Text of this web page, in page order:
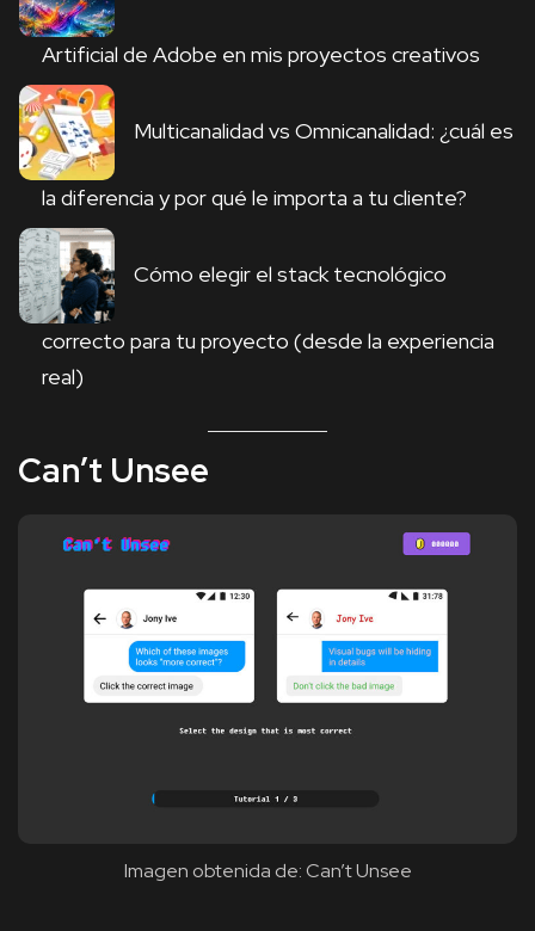
Artificial de Adobe en mis proyectos creativos
Multicanalidad vs Omnicanalidad: ¿cuál es
la diferencia y por qué le importa a tu cliente?
Cómo elegir el stack tecnológico
correcto para tu proyecto (desde la experiencia
real)
Can’t Unsee
Imagen obtenida de: Can’t Unsee